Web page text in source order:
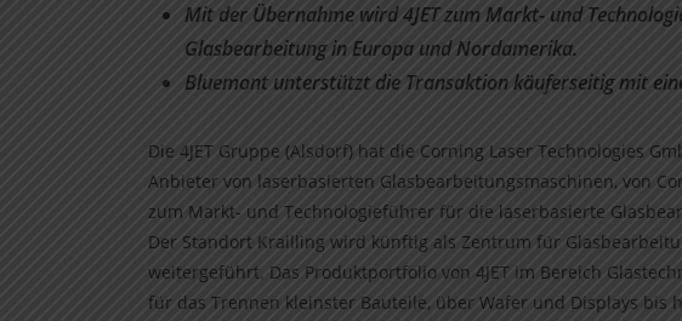
Mit der Übernahme wird 4JETzum Markt- und
Glasbearbeitung in Europa und Nordamerika.
Bluemont unterstützt die Transaktion käuferseitig mit
Die 4JET Gruppe (Alsdorf) hat die Corning Laser Technologies
Anbieter von laserbasierten Glasbearbeitungsmaschinen, von
zum Markt- und Technologieführer für die laserbasierte
Der Standort Krailling wird künftig als Zentrum für
weitergeführt. Das Produktportfolio von 4JET im Bereich
für das Trennen kleinster Bauteile, über Wafer und Displays bis